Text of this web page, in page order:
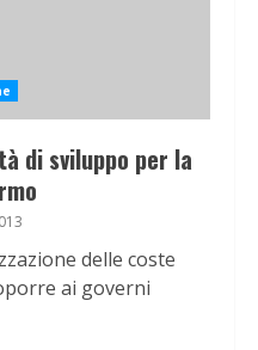
di sviluppo per la
delle coste
ai governi